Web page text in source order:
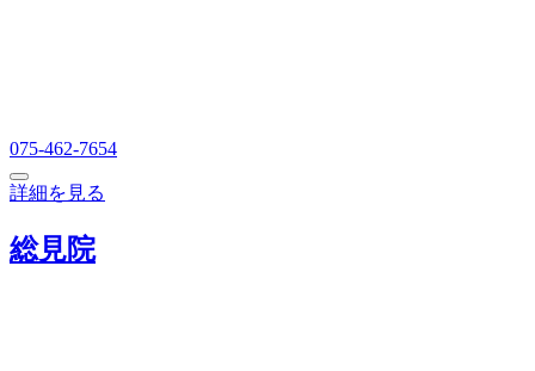
075-462-7654
詳細を見る
総見院